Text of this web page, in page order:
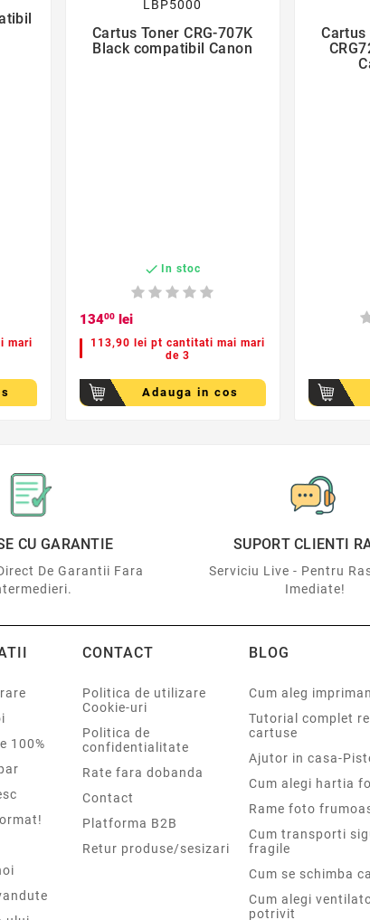
mari
favorite_border
Cartus Toner CRG-707K
Black compatibil Canon
 In stoc
13400lei
113,90 lei pt cantitati mai mari
de 3
Adauga in cos
CU GARANTIE
De Garantii Fara
SUPORT CLIENTI
Serviciu Live - Pentru
Imediate!
100%
CONTACT
Politica de utilizare
Cookie-uri
Politica de
confidentialitate
Rate fara dobanda
Contact
Platforma B2B
Retur produse/sesizari
BLOG
Cum aleg
Tutorial complet
cartuse
Ajutor in casa-
Cum alegi hartia
Rame foto
Cum transporti
fragile
Cum se schimba
Cum alegi
potrivit